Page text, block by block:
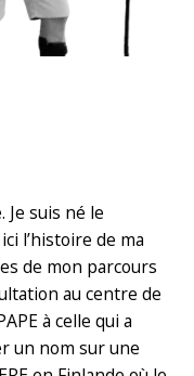
Je suis né le
l’histoire de ma
de mon parcours
au centre de
à celle qui a
un nom sur une